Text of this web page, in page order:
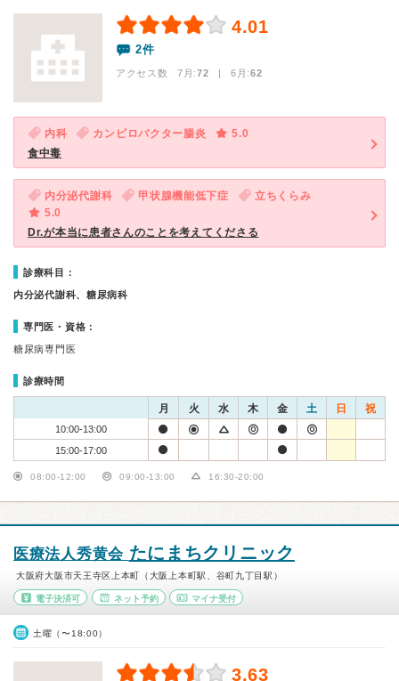
4.01
2件
アクセス数 7月:72 | 6月:62
内科 カンピロバクター腸炎
5.0
食中毒
内分泌代謝科 甲状腺機能低下症
立ちくらみ
5.0
Dr.が本当に患者さんのことを考えてくださる
診療科目：
内分泌代謝科、糖尿病科
専門医・資格：
糖尿病専門医
診療時間
月 火 水 木 金 土 日 祝
10:00-13:00
15:00-17:00
08:00-12:00 09:00-13:00 16:30-20:00
医療法人秀黄会 たにまちクリニック
大阪府大阪市天王寺区上本町（大阪上本町駅、谷町九丁目駅）
電子決済可 ネット予約 マイナ受付
土曜（〜18:00）
3.63